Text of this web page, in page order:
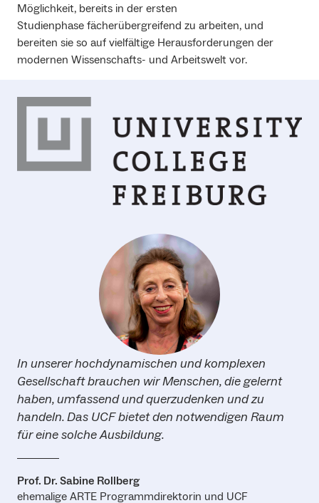
Möglichkeit, bereits in der ersten
Studienphase fächerübergreifend zu arbeiten, und
bereiten sie so auf vielfältige Herausforderungen der
modernen Wissenschafts- und Arbeitswelt vor.
In unserer hochdynamischen und komplexen
Gesellschaft brauchen wir Menschen, die gelernt
haben, umfassend und querzudenken und zu
handeln. Das UCF bietet den notwendigen Raum
für eine solche Ausbildung.
Prof. Dr. Sabine Rollberg
ehemalige ARTE Programmdirektorin und UCF